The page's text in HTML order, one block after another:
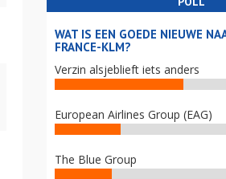
WAT IS EEN GOEDE NIEUWE
FRANCE-KLM?
Verzin alsjeblieft iets anders
European Airlines Group (EAG)
The Blue Group